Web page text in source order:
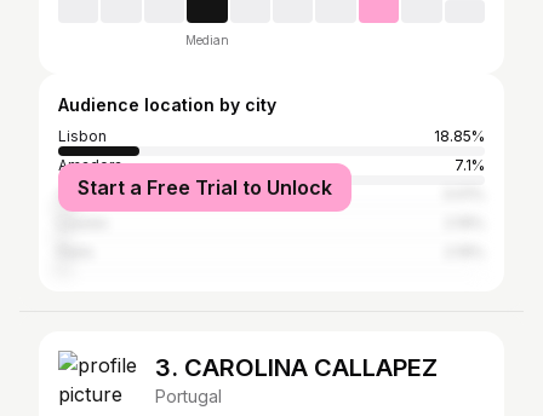
Median
Audience location by city
Lisbon
18.85%
Amadora
7.1%
Cascais
Start a Free Trial to Unlock
3. CAROLINA CALLAPEZ
Portugal